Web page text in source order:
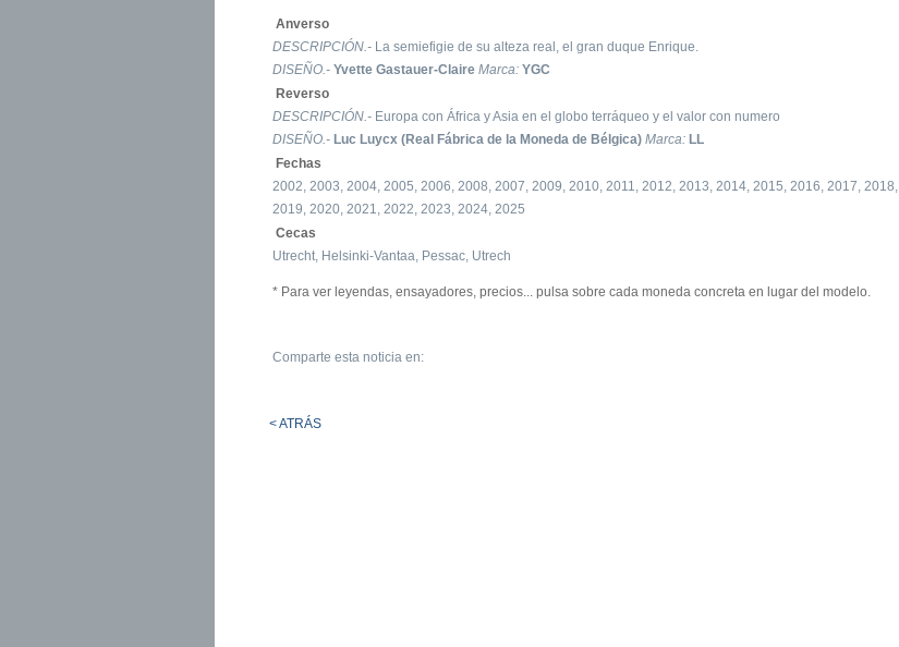
Anverso
DESCRIPCIÓN.- La semiefigie de su alteza real, el gran duque Enrique.
DISEÑO.- Yvette Gastauer-Claire Marca: YGC
Reverso
DESCRIPCIÓN.- Europa con África y Asia en el globo terráqueo y el valor con numero
DISEÑO.- Luc Luycx (Real Fábrica de la Moneda de Bélgica) Marca: LL
Fechas
2002, 2003, 2004, 2005, 2006, 2008, 2007, 2009, 2010, 2011, 2012, 2013, 2014, 2015, 2016, 2017, 2018,
2019, 2020, 2021, 2022, 2023, 2024, 2025
Cecas
Utrecht, Helsinki-Vantaa, Pessac, Utrech
* Para ver leyendas, ensayadores, precios... pulsa sobre cada moneda concreta en lugar del modelo.
Comparte esta noticia en:
< ATRÁS